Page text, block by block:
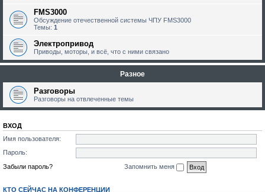
FMS3000
Обсуждение отечественной системы ЧПУ FMS3000
Темы: 1
Электропривод
Приводы, моторы, и всё, что с ними связано
Разное
Разговоры
Разговоры на отвлеченные темы
ВХОД
Имя пользователя:
Пароль:
Забыли пароль?
Запомнить меня
КТО СЕЙЧАС НА КОНФЕРЕНЦИИ